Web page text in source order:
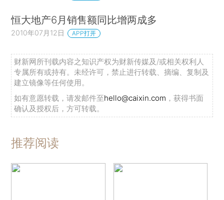
恒大地产6月销售额同比增两成多
2010年07月12日 APP打开
财新网所刊载内容之知识产权为财新传媒及/或相关权利人
专属所有或持有。未经许可，禁止进行转载、摘编、复制及
建立镜像等任何使用。
如有意愿转载，请发邮件至hello@caixin.com ，获得书面
确认及授权后，方可转载。
推荐阅读